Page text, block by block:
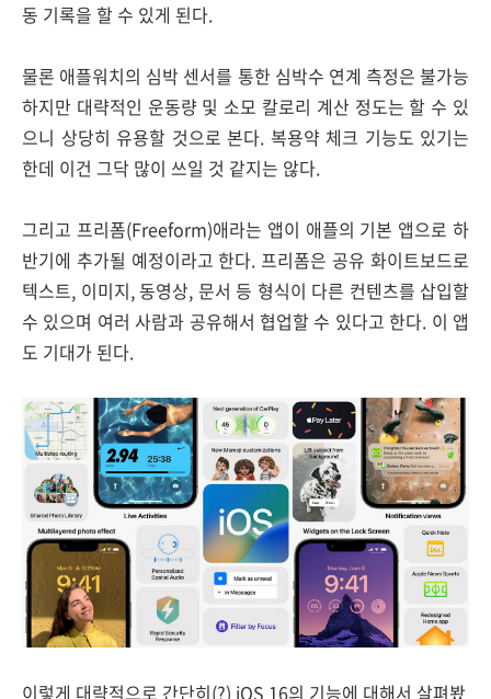
동 기록을 할 수 있게 된다.
물론 애플워치의 심박 센서를 통한 심박수 연계 측정은 불가능
하지만 대략적인 운동량 및 소모 칼로리 계산 정도는 할 수 있
으니 상당히 유용할 것으로 본다. 복용약 체크 기능도 있기는
한데 이건 그닥 많이 쓰일 것 같지는 않다.
그리고 프리폼(Freeform)애라는 앱이 애플의 기본 앱으로 하
반기에 추가될 예정이라고 한다. 프리폼은 공유 화이트보드로
텍스트, 이미지, 동영상, 문서 등 형식이 다른 컨텐츠를 삽입할
수 있으며 여러 사람과 공유해서 협업할 수 있다고 한다. 이 앱
도 기대가 된다.
이렇게 대략적으로 간단히(?) iOS 16의 기능에 대해서 살펴봤